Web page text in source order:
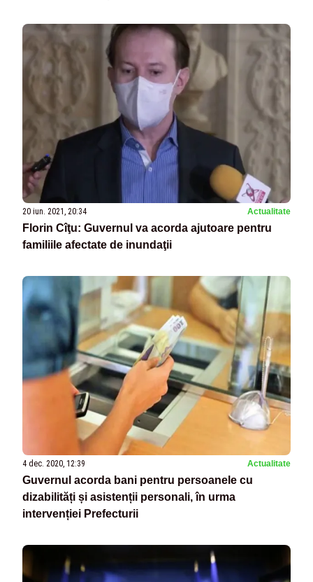
20 iun. 2021, 20:34 Actualitate
Florin Cîţu: Guvernul va acorda ajutoare pentru
familiile afectate de inundaţii
4 dec. 2020, 12:39 Actualitate
Guvernul acorda bani pentru persoanele cu
dizabilități și asistenții personali, în urma
intervenției Prefecturii